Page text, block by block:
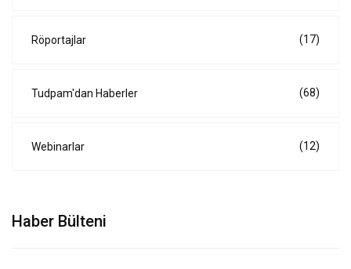
Röportajlar (17)
Tudpam'dan Haberler (68)
Webinarlar (12)
Haber Bülteni